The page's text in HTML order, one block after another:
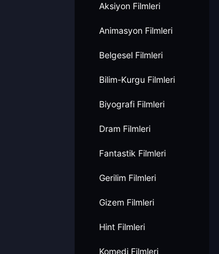
Aksiyon Filmleri
Animasyon Filmleri
Belgesel Filmleri
Bilim-Kurgu Filmleri
Biyografi Filmleri
Dram Filmleri
Fantastik Filmleri
Gerilim Filmleri
Gizem Filmleri
Hint Filmleri
Komedi Filmleri